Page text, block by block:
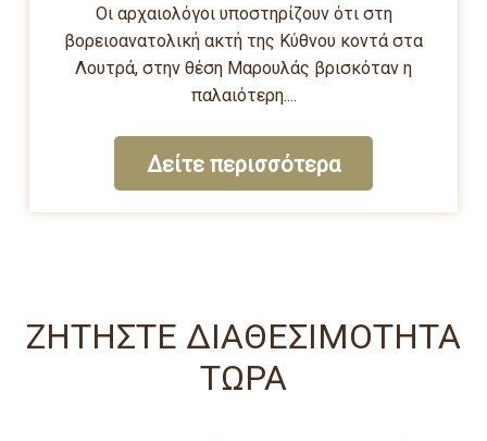
Οι αρχαιολόγοι υποστηρίζουν ότι στη
βορειοανατολική ακτή της Κύθνου κοντά στα
Λουτρά, στην θέση Μαρουλάς βρισκόταν η
παλαιότερη....
Δείτε περισσότερα
ΖΗΤΗΣΤΕ ΔΙΑΘΕΣΙΜΟΤΗΤΑ
ΤΩΡΑ